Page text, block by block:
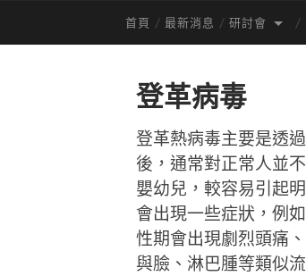
首頁 最新消息 研討會
登革病毒
登革熱病毒主要是透
後，通常對正常人並
嬰幼兒，較容易引起
會出現一些症狀，例
性期會出現劇烈頭痛
與臉、淋巴腫等類似